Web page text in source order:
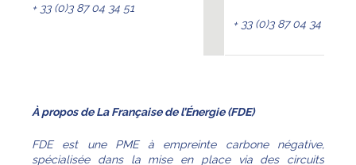
+ 33 (0)3 87 04 34 51
+ 33 (0)3 87 04 34 51
À propos de La Française de l’Énergie (FDE)
FDE est une PME à empreinte carbone négative,
spécialisée dans la mise en place via des circuits